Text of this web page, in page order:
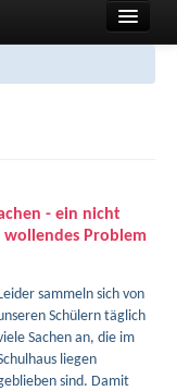
- ein nicht
wollendes Problem
sammeln sich von
Schülern täglich
Sachen an, die im
liegen
sind. Damit